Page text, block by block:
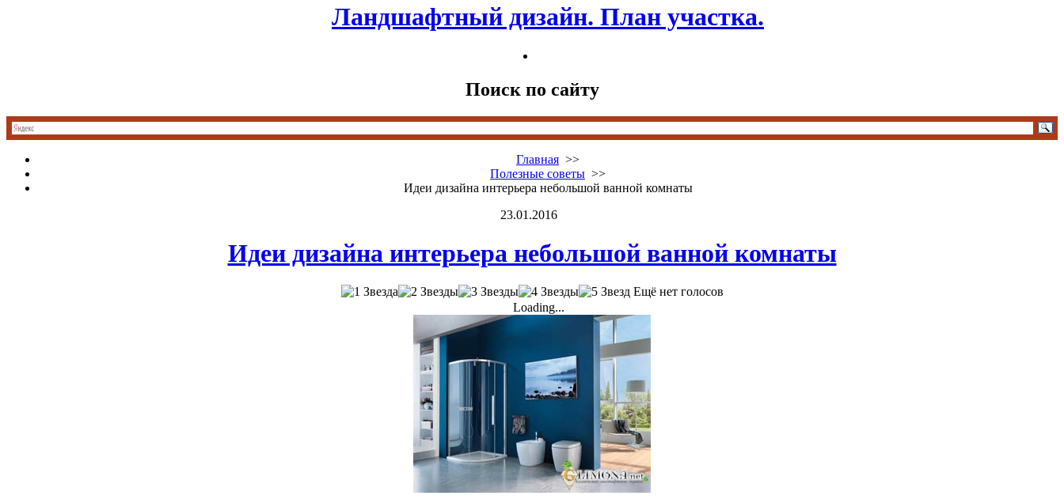
Ландшафтный дизайн. План участка.
Поиск по сайту
Главная >>
Полезные советы >>
Идеи дизайна интерьера небольшой ванной комнаты
23.01.2016
Идеи дизайна интерьера небольшой ванной комнаты
Ещё нет голосов
Loading...